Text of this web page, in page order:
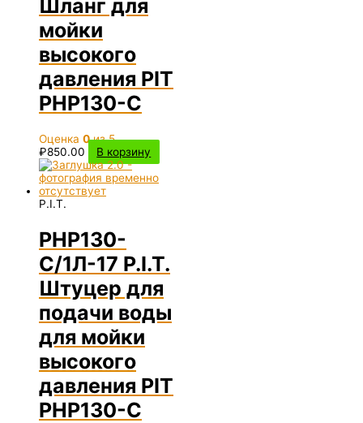
Шланг для
мойки
высокого
давления PIT
PHP130-C
Оценка 0из 5
₽850.00 В корзину
P.I.T.
PHP130-
C/1Л-17 P.I.T.
Штуцер для
подачи воды
для мойки
высокого
давления PIT
PHP130-C